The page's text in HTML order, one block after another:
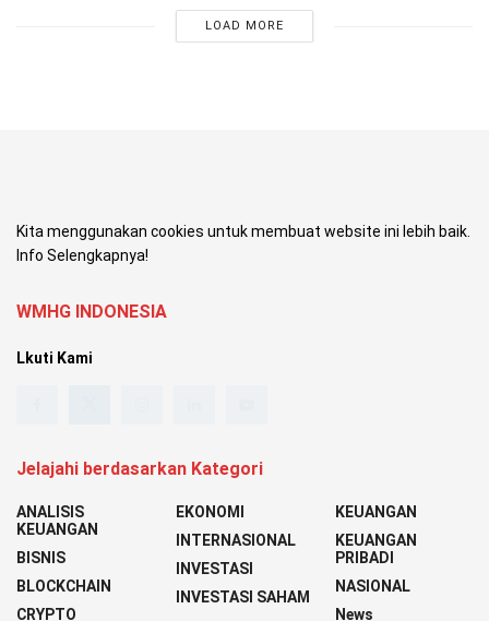
LOAD MORE
Kita menggunakan cookies untuk membuat website ini lebih baik.
Info Selengkapnya!
WMHG INDONESIA
Lkuti Kami
Jelajahi berdasarkan Kategori
ANALISIS
KEUANGAN
BISNIS
BLOCKCHAIN
CRYPTO
EKONOMI
INTERNASIONAL
INVESTASI
INVESTASI SAHAM
KEUANGAN
KEUANGAN
PRIBADI
NASIONAL
News